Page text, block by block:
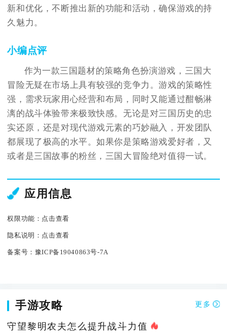
新和优化，不断推出新的功能和活动，确保游戏的持
久魅力。
小编点评
作为一款三国题材的策略角色扮演游戏，三国大
冒险无疑在市场上具有较强的竞争力。游戏的策略性
强，需求玩家用心经营和布局，同时又能通过酣畅淋
漓的战斗体验带来极致快感。无论是对三国历史的忠
实还原，还是对现代游戏元素的巧妙融入，开发团队
都展现了极高的水平。如果你是策略游戏爱好者，又
或者是三国故事的粉丝，三国大冒险绝对值得一试。
应用信息
权限功能： 点击查看
隐私说明： 点击查看
备案号： 豫ICP备19040863号-7A
手游攻略 更多
守望黎明农夫怎么提升战斗力值